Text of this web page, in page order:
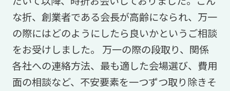
な折、創業者である会長が高齢になられ、万一
の際にはどのようにしたら良いかというご相談
をお受けしました。 万一の際の段取り、関係
各社への連絡方法、最も適した会場選び、費用
面の相談など、不安要素を一つずつ取り除きそ